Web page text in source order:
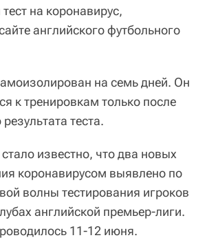
на коронавирус,
английского футбольного
на семь дней. Он
к тренировкам только после
теста.
стало известно, что два новых
коронавирусом выявлено по
волны тестирования игроков
английской премьер-лиги.
11-12 июня.